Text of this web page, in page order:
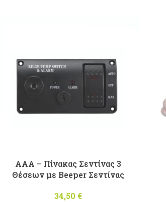
AAA – Πίνακας Σεντίνας 3
Θέσεων με Beeper Σεντίνας
34,50 €